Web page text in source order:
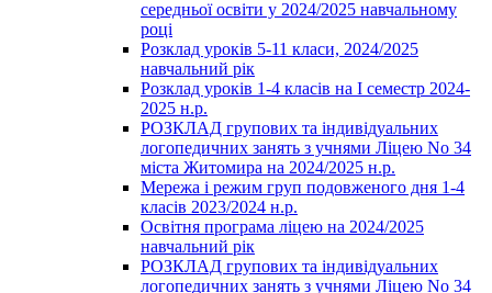
середньої освіти у 2024/2025 навчальному
році
Розклад уроків 5-11 класи, 2024/2025
навчальний рік
Розклад уроків 1-4 класів на І семестр 2024-
2025 н.р.
РОЗКЛАД групових та індивідуальних
логопедичних занять з учнями Ліцею No 34
міста Житомира на 2024/2025 н.р.
Мережа і режим груп подовженого дня 1-4
класів 2023/2024 н.р.
Освітня програма ліцею на 2024/2025
навчальний рік
РОЗКЛАД групових та індивідуальних
логопедичних занять з учнями Ліцею No 34